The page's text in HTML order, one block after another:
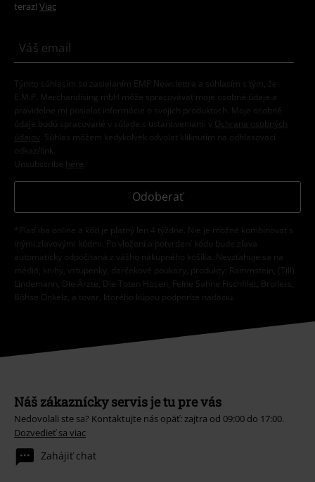
teraz! Viac
Týmto súhlasím so zasielaním EMP Newslettra a súhlasím s tým, že
E.M.P. Merchandising mbH môže spracovávať moje osobné údaje a
pravidelne mi posielať informácie o svojich produktoch. Moje osobné
údaje budú spracované v súlade s ustanoveniami v
Ochrana osobných
údajov
. Súhlas môžem kedykoľvek odvolať kliknutím na odhlasovací
odkaz/link.
Unsubscribe here
Odoberať
*Platí iba online a kód je platný len 4 týždne. Nie je možné kombinovať s
inými zľavovými kódmi. Po vložení a potvrdení kódu bude zľava
automaticky odpočítaná z vášho nákupného košíka. Nevzťahuje sa na
médiá, knihy, vstupenky, darčekové poukazy, produkty: Rammstein, (Till)
Lindemann, Die Ärzte, Die Toten Hosen, Feine Sahne Fischfilet, Broilers,
Böhse Onkelz, a tovar, ktorého kúpou podporíte nadáciu.
Náš zákaznícky servis je tu pre vás
Nedovolali ste sa? Kontaktujte nás opäť: zajtra od 09:00 do 17:00.
Dozvedieť sa viac
Zahájiť chat